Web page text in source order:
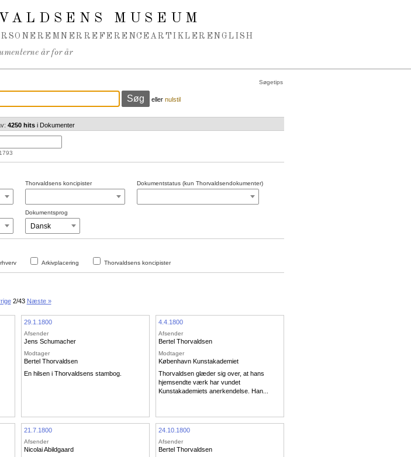
MUSEUM
EMNER REFERENCEARTIKLER ENGLISH
år for år
Søgetips
eller nulstil
4250 hits i Dokumenter
Thorvaldsens koncipister Dokumentstatus (kun Thorvaldsendokumenter)
Dokumentsprog
Arkivplacering Thorvaldsens koncipister
2/43 Næste »
29.1.1800
Afsender
Jens Schumacher
Modtager
Bertel Thorvaldsen
En hilsen i Thorvaldsens stambog.
4.4.1800
Afsender
Bertel Thorvaldsen
Modtager
København Kunstakademiet
Thorvaldsen glæder sig over, at hans
hjemsendte værk har vundet
Kunstakademiets anerkendelse. Han...
21.7.1800
Afsender
Nicolai Abildgaard
24.10.1800
Afsender
Bertel Thorvaldsen